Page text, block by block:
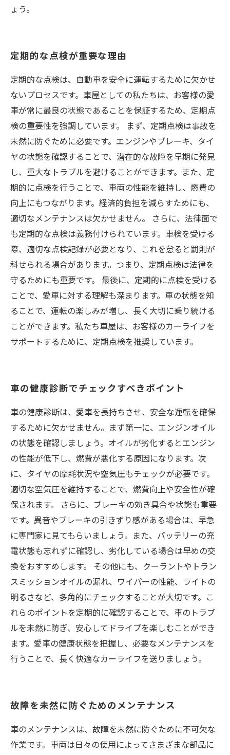
ょう。
定期的な点検が重要な理由
定期的な点検は、自動車を安全に運転するために欠かせ
ないプロセスです。車屋としての私たちは、お客様の愛
車が常に最良の状態であることを保証するため、定期点
検の重要性を強調しています。 まず、定期点検は事故を
未然に防ぐために必要です。エンジンやブレーキ、タイ
ヤの状態を確認することで、潜在的な故障を早期に発見
し、重大なトラブルを避けることができます。また、定
期的に点検を行うことで、車両の性能を維持し、燃費の
向上にもつながります。経済的負担を減らすためにも、
適切なメンテナンスは欠かせません。 さらに、法律面で
も定期的な点検は義務付けられています。車検を受ける
際、適切な点検記録が必要となり、これを怠ると罰則が
科せられる場合があります。つまり、定期点検は法律を
守るためにも重要です。 最後に、定期的に点検を受ける
ことで、愛車に対する理解も深まります。車の状態を知
ることで、運転の楽しみが増し、長く大切に乗り続ける
ことができます。私たち車屋は、お客様のカーライフを
サポートするために、定期点検を推奨しています。
車の健康診断でチェックすべきポイント
車の健康診断は、愛車を長持ちさせ、安全な運転を確保
するために欠かせません。まず第一に、エンジンオイル
の状態を確認しましょう。オイルが劣化するとエンジン
の性能が低下し、燃費が悪化する原因になります。次
に、タイヤの摩耗状況や空気圧もチェックが必要です。
適切な空気圧を維持することで、燃費向上や安全性が確
保されます。 さらに、ブレーキの効き具合や状態も重要
です。異音やブレーキの引きずり感がある場合は、早急
に専門家に見てもらいましょう。また、バッテリーの充
電状態も忘れずに確認し、劣化している場合は早めの交
換をおすすめします。 その他にも、クーラントやトラン
スミッションオイルの漏れ、ワイパーの性能、ライトの
明るさなど、多角的にチェックすることが大切です。こ
れらのポイントを定期的に確認することで、車のトラブ
ルを未然に防ぎ、安心してドライブを楽しむことができ
ます。愛車の健康状態を把握し、必要なメンテナンスを
行うことで、長く快適なカーライフを送りましょう。
故障を未然に防ぐためのメンテナンス
車のメンテナンスは、故障を未然に防ぐために不可欠な
作業です。車両は日々の使用によってさまざまな部品に